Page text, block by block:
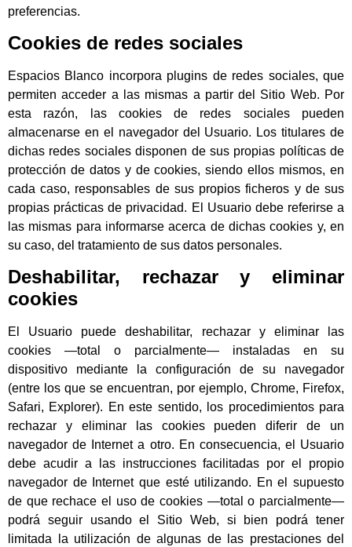
preferencias.
Cookies de redes sociales
Espacios Blanco incorpora plugins de redes sociales, que
permiten acceder a las mismas a partir del Sitio Web. Por
esta razón, las cookies de redes sociales pueden
almacenarse en el navegador del Usuario. Los titulares de
dichas redes sociales disponen de sus propias políticas de
protección de datos y de cookies, siendo ellos mismos, en
cada caso, responsables de sus propios ficheros y de sus
propias prácticas de privacidad. El Usuario debe referirse a
las mismas para informarse acerca de dichas cookies y, en
su caso, del tratamiento de sus datos personales.
Deshabilitar, rechazar y eliminar
cookies
El Usuario puede deshabilitar, rechazar y eliminar las
cookies —total o parcialmente— instaladas en su
dispositivo mediante la configuración de su navegador
(entre los que se encuentran, por ejemplo, Chrome, Firefox,
Safari, Explorer). En este sentido, los procedimientos para
rechazar y eliminar las cookies pueden diferir de un
navegador de Internet a otro. En consecuencia, el Usuario
debe acudir a las instrucciones facilitadas por el propio
navegador de Internet que esté utilizando. En el supuesto
de que rechace el uso de cookies —total o parcialmente—
podrá seguir usando el Sitio Web, si bien podrá tener
limitada la utilización de algunas de las prestaciones del